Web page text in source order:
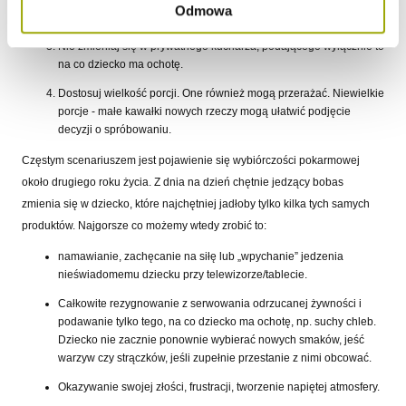
Odmowa
regularną ekspozycję, a nawet zabawę jedzeniem.
Nie zmieniaj się w prywatnego kucharza, podającego wyłącznie to
na co dziecko ma ochotę.
Dostosuj wielkość porcji. One również mogą przerażać. Niewielkie
porcje - małe kawałki nowych rzeczy mogą ułatwić podjęcie
decyzji o spróbowaniu.
Częstym scenariuszem jest pojawienie się wybiórczości pokarmowej
około drugiego roku życia. Z dnia na dzień chętnie jedzący bobas
zmienia się w dziecko, które najchętniej jadłoby tylko kilka tych samych
produktów. Najgorsze co możemy wtedy zrobić to:
namawianie, zachęcanie na siłę lub „wpychanie” jedzenia
nieświadomemu dziecku przy telewizorze/tablecie.
Całkowite rezygnowanie z serwowania odrzucanej żywności i
podawanie tylko tego, na co dziecko ma ochotę, np. suchy chleb.
Dziecko nie zacznie ponownie wybierać nowych smaków, jeść
warzyw czy strączków, jeśli zupełnie przestanie z nimi obcować.
Okazywanie swojej złości, frustracji, tworzenie napiętej atmosfery.